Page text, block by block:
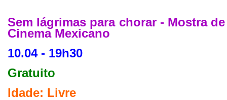
Sem lágrimas para chorar - Mostra de
Cinema Mexicano
10.04 - 19h30
Gratuito
Idade: Livre